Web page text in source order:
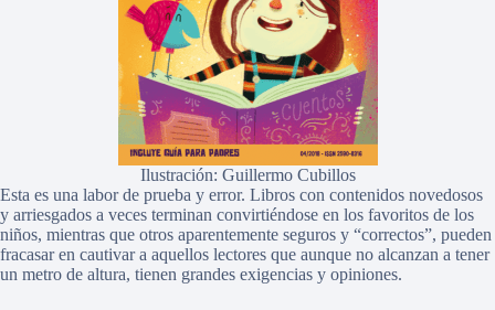
Ilustración: Guillermo Cubillos
Esta es una labor de prueba y error. Libros con contenidos novedosos
y arriesgados a veces terminan convirtiéndose en los favoritos de los
niños, mientras que otros aparentemente seguros y “correctos”, pueden
fracasar en cautivar a aquellos lectores que aunque no alcanzan a tener
un metro de altura, tienen grandes exigencias y opiniones.